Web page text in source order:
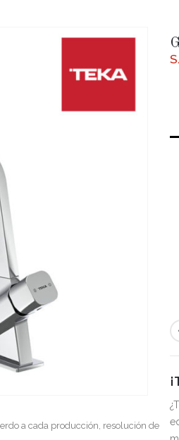
a cada producción, resolución de